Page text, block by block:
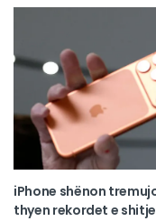
iPhone shënon
thyen rekordet e